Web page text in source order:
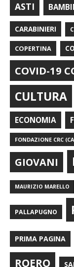
ASTI
CARABINIERI
COPERTINA
COVID-19
CULTURA
ECONOMIA
FONDAZIONE CRC
GIOVANI
MAURIZIO MARELLO
PALLAPUGNO
PRIMA PAGINA
ROERO